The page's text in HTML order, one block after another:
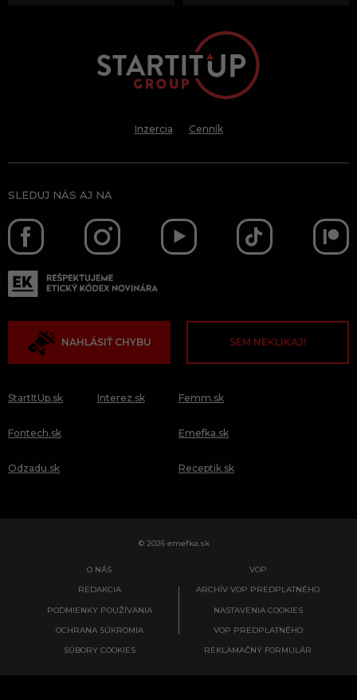
Inzercia Cenník
SLEDUJ NÁS AJ NA
NAHLÁSIŤ CHYBU SEM NEKLIKAJ!
StartItUp.sk
Fontech.sk
Odzadu.sk
Interez.sk Femm.sk
Emefka.sk
Receptik.sk
© 2026 emefka.sk
O NÁS
REDAKCIA
PODMIENKY POUŽÍVANIA
OCHRANA SÚKROMIA
SÚBORY COOKIES
VOP
ARCHÍV VOP PREDPLATNÉHO
NASTAVENIA COOKIES
VOP PREDPLATNÉHO
REKLAMAČNÝ FORMULÁR